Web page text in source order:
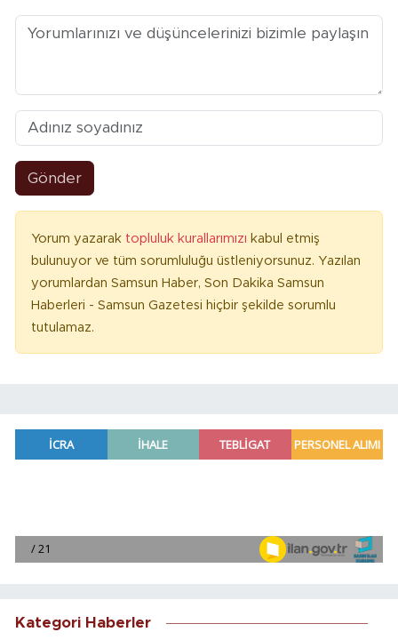
Gönder
Yorum yazarak topluluk kurallarımızı kabul etmiş
bulunuyor ve tüm sorumluluğu üstleniyorsunuz. Yazılan
yorumlardan Samsun Haber, Son Dakika Samsun
Haberleri - Samsun Gazetesi hiçbir şekilde sorumlu
tutulamaz.
Kategori Haberler